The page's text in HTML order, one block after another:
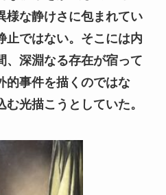
様な静けさに包まれてい
止ではない。そこには内
、深淵なる存在が宿って
的事件を描くのではな
光描こうとしていた。